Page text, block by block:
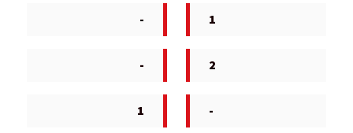
- 1
- 2
1 -